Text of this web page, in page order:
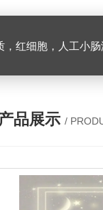
，红细胞，人工小
产品展示 /